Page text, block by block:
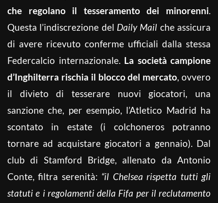
che regolano il tesseramento dei minorenni.
Questa l’indiscrezione del Daily Mail che assicura
di avere ricevuto conferme ufficiali dalla stessa
Federcalcio internazionale. La società campione
d’Inghilterra rischia il blocco del mercato, ovvero
il divieto di tesserare nuovi giocatori, una
sanzione che, per esempio, l’Atletico Madrid ha
scontato in estate (i colchoneros potranno
tornare ad acquistare giocatori a gennaio). Dal
club di Stamford Bridge, allenato da Antonio
Conte, filtra serenità: “il Chelsea rispetta tutti gli
statuti e i regolamenti della Fifa per il reclutamento